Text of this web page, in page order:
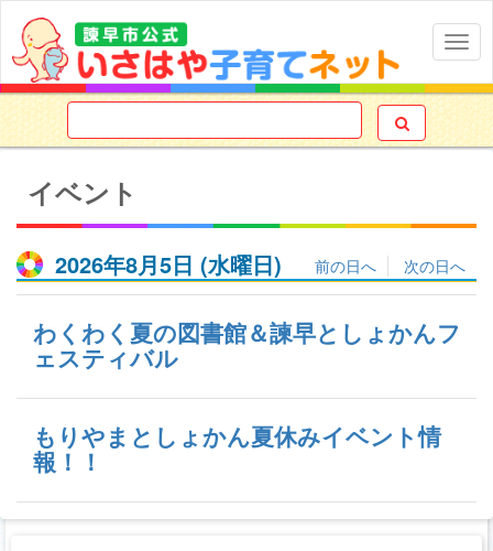

イベント
2026年8月5日 (水曜日) 前の日へ 次の日へ
わくわく夏の図書館＆諫早としょかんフ
ェスティバル
もりやまとしょかん夏休みイベント情
報！！